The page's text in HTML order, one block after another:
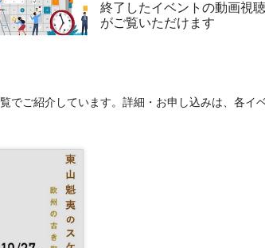
終了したイベントの動画視
がご覧いただけます
でご紹介しています。詳細・お申し込みは、各イ